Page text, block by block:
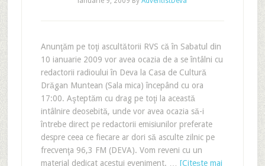
Anunţăm pe toţi ascultătorii RVS că în Sabatul din
10 ianuarie 2009 vor avea ocazia de a se întâlni cu
redactorii radioului în Deva la Casa de Cultură
Drăgan Muntean (Sala mica) începând cu ora
17:00. Aşteptăm cu drag pe toţi la această
intâlnire deosebită, unde vor avea ocazia să-i
întrebe direct pe redactorii emisiunilor preferate
despre ceea ce fiecare ar dori să asculte zilnic pe
frecvenţa 96,3 FM (DEVA). Vom reveni cu un
material dedicat acestui eveniment. … [Citeşte mai